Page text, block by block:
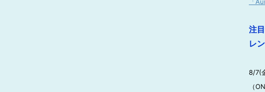
注
レ
8/7(
（